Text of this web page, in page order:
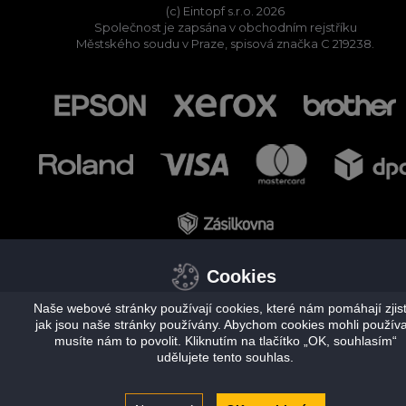
(c) Eintopf s.r.o. 2026
Společnost je zapsána v obchodním rejstříku
Městského soudu v Praze, spisová značka C 219238.
Cookies
Naše webové stránky používají cookies, které nám pomáhají
jak jsou naše stránky používány. Abychom cookies mohli
musíte nám to povolit. Kliknutím na tlačítko „OK, souhlasím“
udělujete tento souhlas.